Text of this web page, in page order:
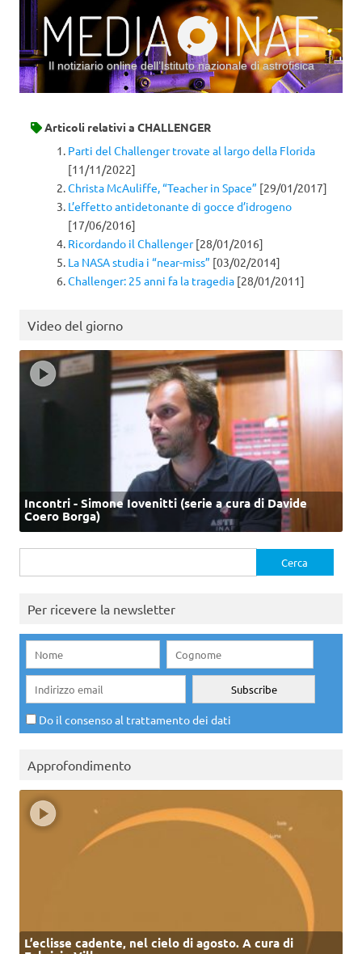
Il notiziario online dell’Istituto nazionale di astrofisica
Articoli relativi a CHALLENGER
Parti del Challenger trovate al largo della Florida
[11/11/2022]
Christa McAuliffe, “Teacher in Space” [29/01/2017]
L’effetto antidetonante di gocce d’idrogeno
[17/06/2016]
Ricordando il Challenger[28/01/2016]
La NASA studia i “near-miss” [03/02/2014]
Challenger: 25 anni fa la tragedia [28/01/2011]
Video del giorno
Incontri - Simone Iovenitti (serie a cura di Davide
Coero Borga)
per:
Per ricevere la newsletter
Do il consenso al trattamento dei dati
Approfondimento
L’eclisse cadente, nel cielo di agosto. A cura di